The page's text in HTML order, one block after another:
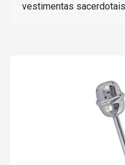
vestimentas